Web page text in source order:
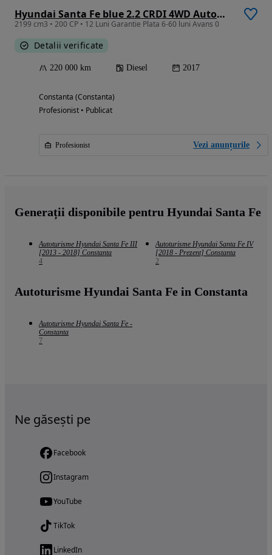
Hyundai Santa Fe blue 2.2 CRDI 4WD Automatik Premium
2199 cm3 • 200 CP • 12 Luni Garantie Plata 6-60 luni Avans 0
Detalii verificate
220 000 km Diesel 2017
Constanta (Constanta)
Profesionist • Publicat
Profesionist Vezi anunțurile
Generații disponibile pentru Hyundai Santa Fe
Autoturisme Hyundai Santa Fe III
[2013 - 2018] Constanta
4
Autoturisme Hyundai Santa Fe IV
[2018 - Prezent] Constanta
2
Autoturisme Hyundai Santa Fe in Constanta
Autoturisme Hyundai Santa Fe -
Constanta
7
Ne găsești pe
Facebook
Instagram
YouTube
TikTok
LinkedIn